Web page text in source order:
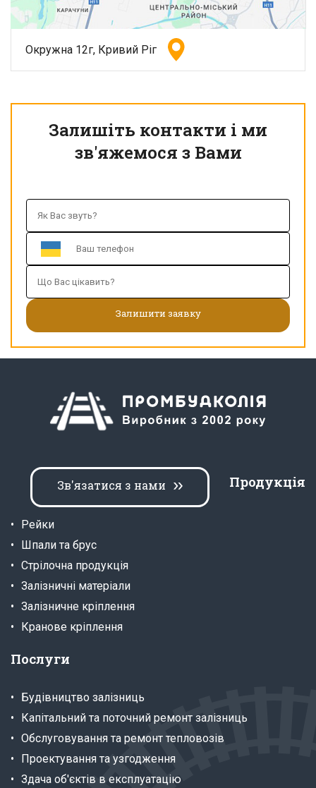
Окружна 12г, Кривий Ріг
Залишіть контакти і ми
зв'яжемося з Вами
Послуги
Будівництво залізниць
Капітальний та поточний ремонт залізниць
Обслуговування та ремонт тепловозів
Проектування та узгодження
Здача об'єктів в експлуатацію
Продукція
Рейки
Шпали та брус
Стрілочна продукція
Залізничні матеріали
Залізничне кріплення
Кранове кріплення
Зв'язатися з нами